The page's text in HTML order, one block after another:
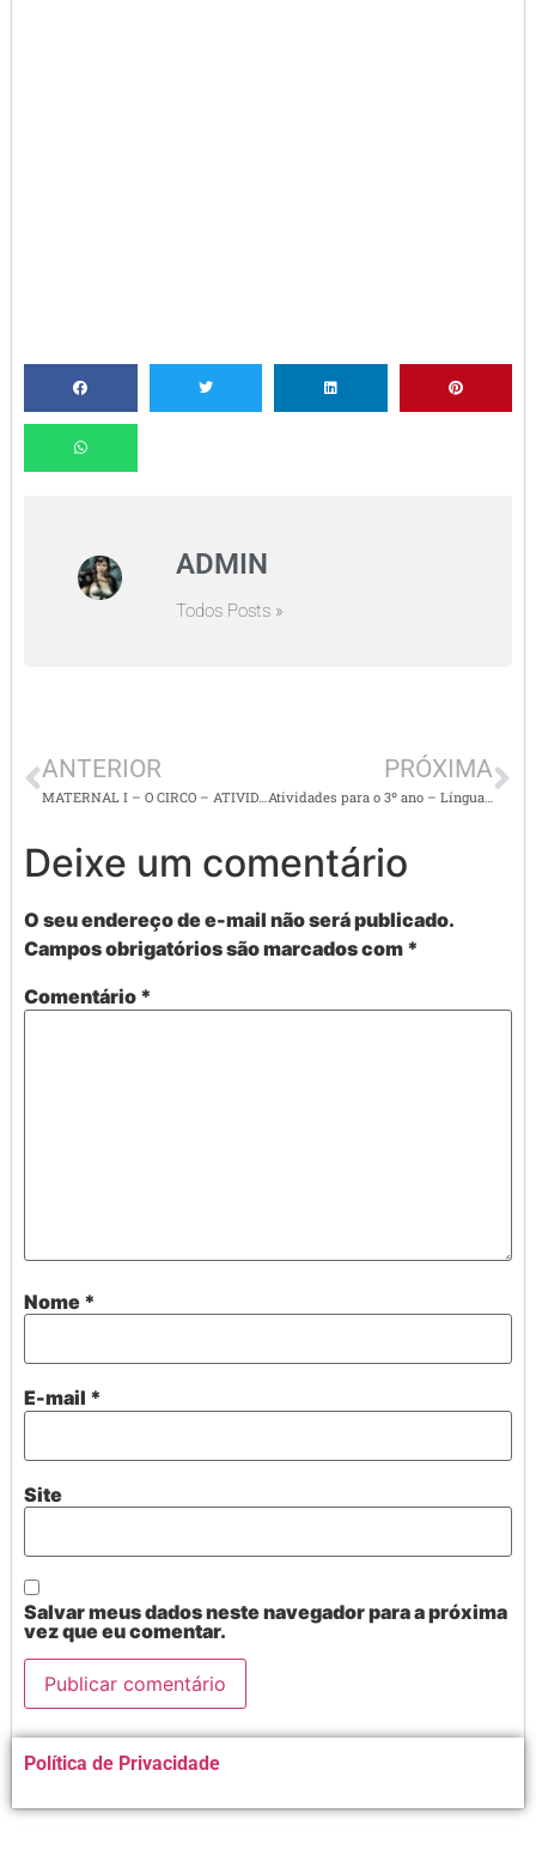
ADMIN
Todos Posts »
ANTERIOR
MATERNAL I – O CIRCO – ATIVIDADES ALINHADAS AOS CAMPOS DE EXPERIÊNCIA DA BNCC –
PRÓXIMA
Atividades para o 3º ano – Língua portuguesa – texto: Gente tem sobrenome
Deixe um comentário
O seu endereço de e-mail não será publicado.
Campos obrigatórios são marcados com *
Comentário *
Nome *
E-mail *
Site
Salvar meus dados neste navegador para a próxima
vez que eu comentar.
Alternative:
Política de Privacidade